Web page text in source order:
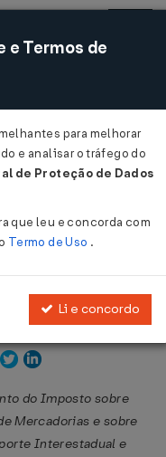
Acessar
01/06/2009
2 jun 2009
do Imposto sobre
Mercadorias e sobre
Interestadual e
Termos de
para melhorar
e analisar o tráfego do
de Proteção de Dados
que leu e concorda com
Termo de Uso .
Li e concordo